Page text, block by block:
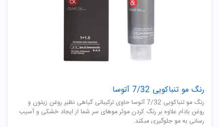
رنگ مو تنباکویی 7/32 آتوسا
رنگ مو تنباکویی 7/32 آتوسا حاوی ترکیباتی گیاهی نظیر روغن زیتون و
روغن بادام علاوه بر رنگ کردن موثر موهای سر شما از ایجاد خشکی و آسیب
رسانی به مو جلوگیری میکند.